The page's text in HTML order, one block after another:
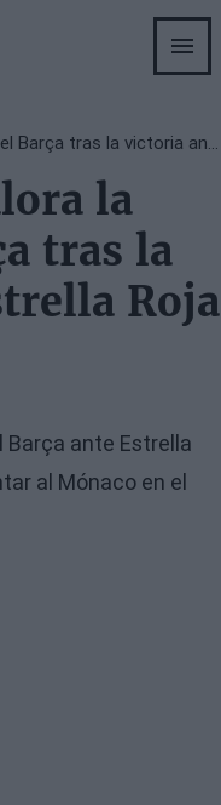
Xavi Pascual valora la solidez del Barça tras la victoria ante Estrella Roja
la
tras la
Roja
Barça ante Estrella
al Mónaco en el